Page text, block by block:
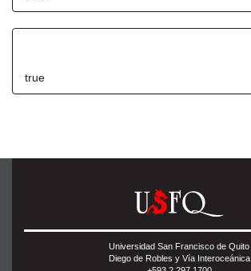
true
Universidad San Francisco de Quito
Diego de Robles y Vía Interoceánica